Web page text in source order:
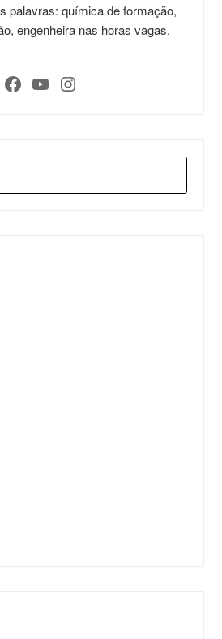
palavras: química de formação,
engenheira nas horas vagas.